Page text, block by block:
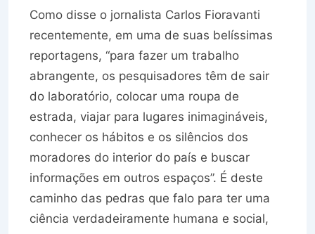
Como disse o jornalista Carlos Fioravanti
recentemente, em uma de suas belíssimas
reportagens, “para fazer um trabalho
abrangente, os pesquisadores têm de sair
do laboratório, colocar uma roupa de
estrada, viajar para lugares inimagináveis,
conhecer os hábitos e os silêncios dos
moradores do interior do país e buscar
informações em outros espaços”. É deste
caminho das pedras que falo para ter uma
ciência verdadeiramente humana e social,